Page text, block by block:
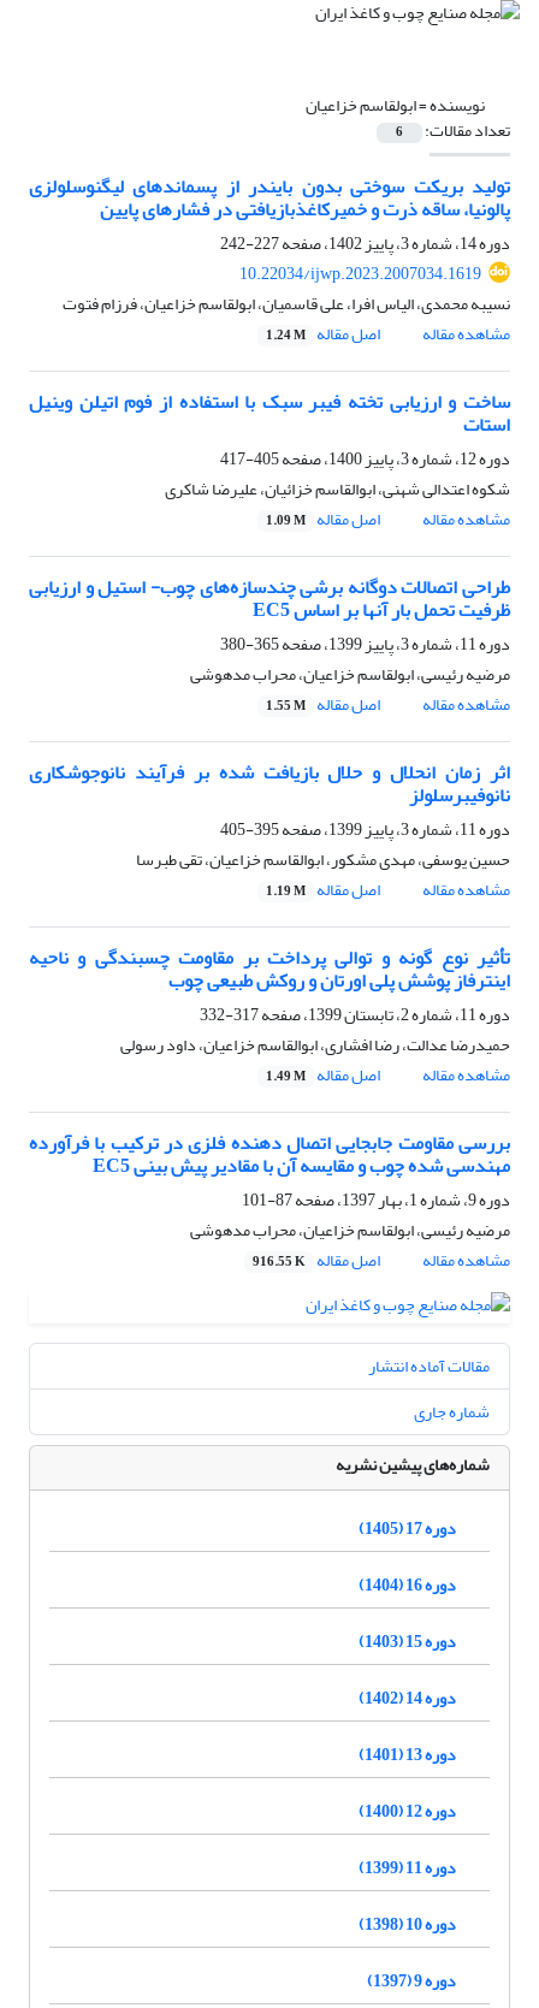
نویسنده =ابولقاسم خزاعیان
تعداد مقالات: 6
تولید بریکت سوختی بدون بایندر از پسماندهای لیگنوسلولزی
پالونیا، ساقه ذرت و خمیرکاغذبازیافتی در فشارهای پایین
دوره 14، شماره 3، پاییز 1402، صفحه
227-242
10.22034/ijwp.2023.2007034.1619
نسیبه محمدی، الیاس افرا، علی قاسمیان، ابولقاسم خزاعیان، فرزام فتوت
مشاهده مقاله
اصل مقاله 1.24 M
ساخت و ارزیابی تخته فیبر سبک با استفاده از فوم اتیلن وینیل
استات
دوره 12، شماره 3، پاییز 1400، صفحه
405-417
شکوه اعتدالی شهنی، ابوالقاسم خزائیان، علیرضا شاکری
مشاهده مقاله
اصل مقاله 1.09 M
طراحی اتصالات دوگانه برشی چندسازه‌های چوب- استیل و ارزیابی
ظرفیت تحمل بار آنها بر اساس EC5
دوره 11، شماره 3، پاییز 1399، صفحه
365-380
مرضیه رئیسی، ابولقاسم خزاعیان، محراب مدهوشی
مشاهده مقاله
اصل مقاله 1.55 M
اثر زمان انحلال و حلال بازیافت شده بر فرآیند نانوجوشکاری
نانوفیبرسلولز
دوره 11، شماره 3، پاییز 1399، صفحه
395-405
حسین یوسفی، مهدی مشکور، ابوالقاسم خزاعیان، تقی طبرسا
مشاهده مقاله
اصل مقاله 1.19 M
تأثیر نوع گونه و توالی پرداخت بر مقاومت چسبندگی و ناحیه
اینترفاز پوشش پلی اورتان و روکش طبیعی چوب
دوره 11، شماره 2، تابستان 1399، صفحه
317-332
حمیدرضا عدالت، رضا افشاری، ابوالقاسم خزاعیان، داود رسولی
مشاهده مقاله
اصل مقاله 1.49 M
بررسی مقاومت جابجایی اتصال دهنده فلزی در ترکیب با فرآورده
مهندسی شده چوب و مقایسه آن با مقادیر پیش بینی EC5
دوره 9، شماره 1، بهار 1397، صفحه
87-101
مرضیه رئیسی، ابولقاسم خزاعیان، محراب مدهوشی
مشاهده مقاله
اصل مقاله 916.55 K
مقالات آماده انتشار
شماره جاری
شماره‌های پیشین نشریه
دوره 17 (1405)
دوره 16 (1404)
دوره 15 (1403)
دوره 14 (1402)
دوره 13 (1401)
دوره 12 (1400)
دوره 11 (1399)
دوره 10 (1398)
دوره 9 (1397)